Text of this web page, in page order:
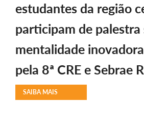
estudantes da região
participam de palestra
mentalidade
pela 8ª CRE e Sebrae
SAIBA MAIS